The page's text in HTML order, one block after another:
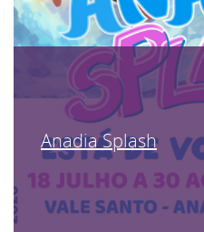
Anadia Splash